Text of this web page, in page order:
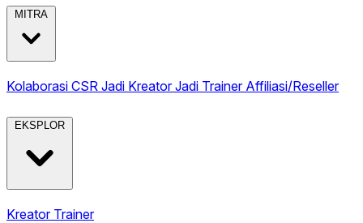
MITRA
Kolaborasi CSR Jadi KreatorJadi Trainer Affiliasi/Reseller
EKSPLOR
Kreator Trainer